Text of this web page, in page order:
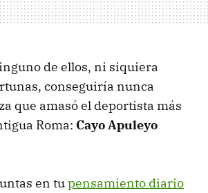
de ellos, ni siquiera
conseguiría nunca
que amasó el deportista más
Roma: Cayo Apuleyo
en tupensamiento diario